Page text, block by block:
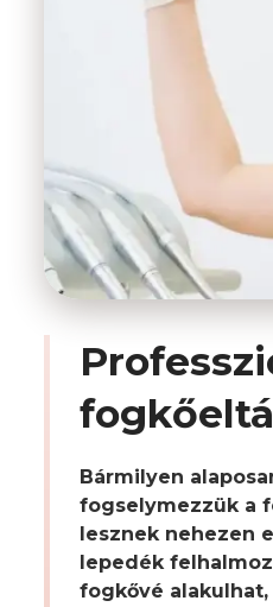
Bármilyen
fogselymezzük a
lesznek nehezen
lepedék
fogkővé